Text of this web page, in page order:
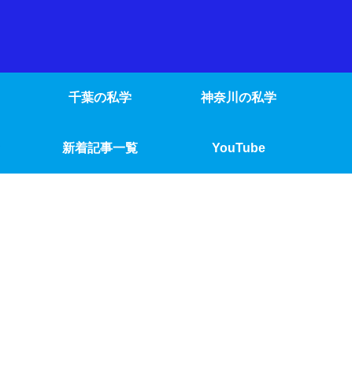
千葉の私学 神奈川の私学
新着記事一覧 YouTube